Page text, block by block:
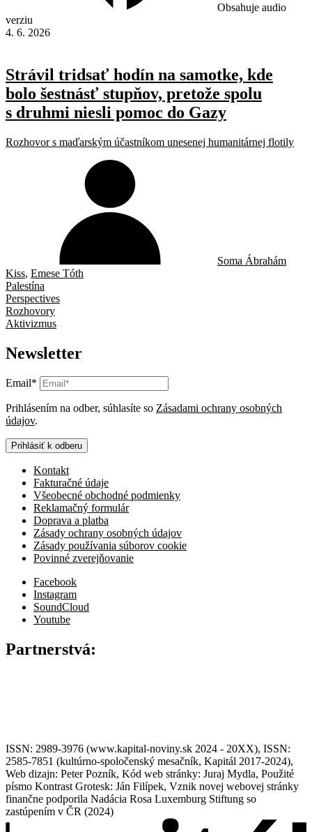
Obsahuje audio
verziu
4. 6. 2026
Strávil tridsať hodín na samotke, kde
bolo šestnásť stupňov, pretože spolu
s druhmi niesli pomoc do Gazy
Rozhovor s maďarským účastníkom unesenej humanitárnej flotily
Soma Ábrahám
Kiss, Emese Tóth
Palestína
Perspectives
Rozhovory
Aktivizmus
Newsletter
Email*
Prihlásením na odber, súhlasíte so Zásadami ochrany osobných
údajov.
Prihlásiť k odberu
Kontakt
Fakturačné údaje
Všeobecné obchodné podmienky
Reklamačný formulár
Doprava a platba
Zásady ochrany osobných údajov
Zásady používania súborov cookie
Povinné zverejňovanie
Facebook
Instagram
SoundCloud
Youtube
Partnerstvá:
ISSN: 2989-3976 (www.kapital-noviny.sk 2024 - 20XX), ISSN:
2585-7851 (kultúrno-spoločenský mesačník, Kapitál 2017-2024),
Web dizajn: Peter Pozník, Kód web stránky: Juraj Mydla, Použité
písmo Kontrast Grotesk: Ján Filípek, Vznik novej webovej stránky
finančne podporila Nadácia Rosa Luxemburg Stiftung so
zastúpením v ČR (2024)